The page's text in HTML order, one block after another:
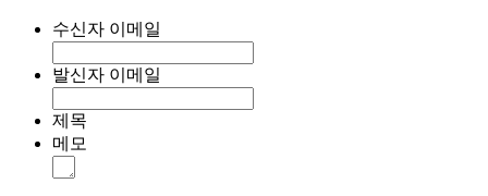
수신자 이메일
발신자 이메일
제목
메모